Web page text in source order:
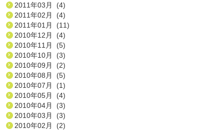
2011年03月 (4)
2011年02月 (4)
2011年01月 (11)
2010年12月 (4)
2010年11月 (5)
2010年10月 (3)
2010年09月 (2)
2010年08月 (5)
2010年07月 (1)
2010年05月 (4)
2010年04月 (3)
2010年03月 (3)
2010年02月 (2)